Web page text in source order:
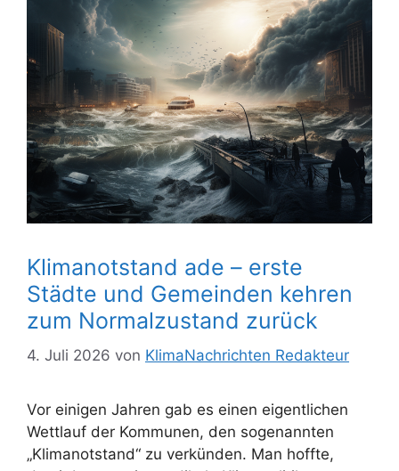
Klimanotstand ade – erste
Städte und Gemeinden kehren
zum Normalzustand zurück
4. Juli 2026 von KlimaNachrichten Redakteur
Vor einigen Jahren gab es einen eigentlichen
Wettlauf der Kommunen, den sogenannten
„Klimanotstand“ zu verkünden. Man hoffte,